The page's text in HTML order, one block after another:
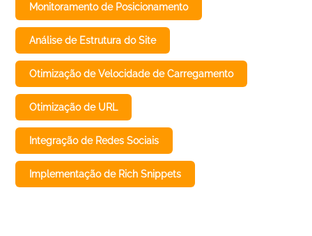
Monitoramento de Posicionamento
Análise de Estrutura do Site
Otimização de Velocidade de Carregamento
Otimização de URL
Integração de Redes Sociais
Implementação de Rich Snippets